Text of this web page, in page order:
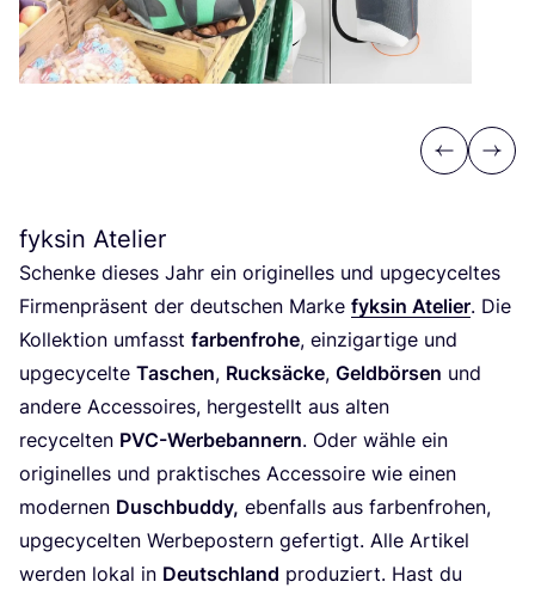
Previous
Next
fyksin Atelier
Schen­ke die­ses Jahr ein ori­gi­nel­les und upge­cy­cel­tes
Fir­men­prä­sent der deut­schen Mar­ke fyk­sin Ate­lier. Die
Kol­lek­ti­on umfasst far­ben­fro­he, ein­zig­ar­ti­ge und
upge­cy­cel­te Taschen, Ruck­sä­cke, Geld­bör­sen und
ande­re Acces­soires, her­ge­stellt aus alten
recy­cel­ten PVC-Wer­be­ban­nern. Oder wäh­le ein
ori­gi­nel­les und prak­ti­sches Acces­soire wie einen
moder­nen Dusch­bud­dy, eben­falls aus far­ben­fro­hen,
upge­cy­cel­ten Wer­be­pos­tern gefer­tigt. Alle Arti­kel
wer­den lokal in Deutsch­land pro­du­ziert. Hast du